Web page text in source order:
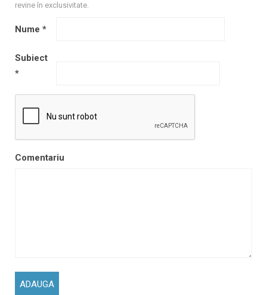
revine în exclusivitate.
Nume *
Subiect
*
Comentariu